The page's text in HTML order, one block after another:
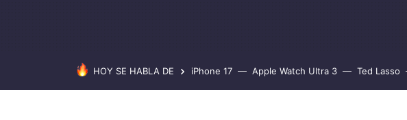
HOY SE HABLA DE iPhone 17 Apple Watch Ultra 3 Ted Lasso